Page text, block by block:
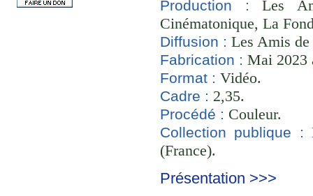
Production :
Les
Cinématonique, La
Diffusion : Les Amis
Fabrication : Mai 2023
Format : Vidéo.
Cadre : 2,35.
Procédé : Couleur.
Collection publique :
(France).
Présentation >>>